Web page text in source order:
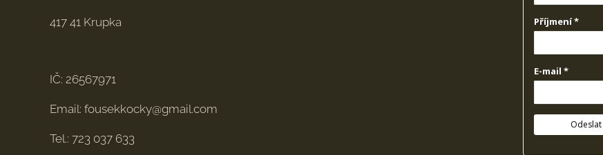
417 41 Krupka
IČ: 26567971
Email: fousekkocky@gmail.com
Tel.: 723 037 633